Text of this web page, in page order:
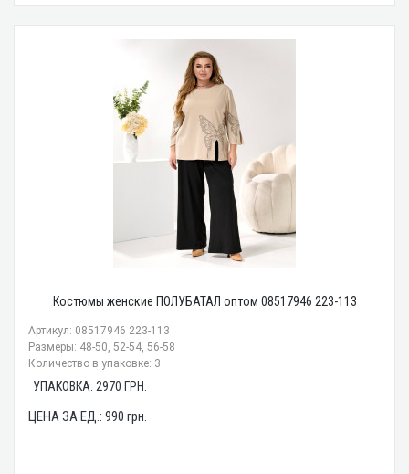
Костюмы женские ПОЛУБАТАЛ оптом 08517946 223-113
Артикул: 08517946 223-113
Размеры: 48-50, 52-54, 56-58
Количество в упаковке: 3
УПАКОВКА: 2970 ГРН.
ЦЕНА ЗА ЕД.: 990 грн.